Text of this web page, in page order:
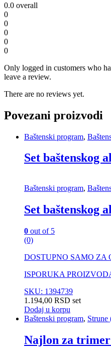
0.0 overall
0
0
0
0
0
Only logged in customers who
leave a review.
There are no reviews yet.
Povezani proizvodi
Baštenski program,
Set baštenskog
Baštenski program,
Set baštenskog
0 out of 5
(0)
DOSTUPNO SAMO ZA
ISPORUKA
SKU: 1394739
1.194,00 RSD set
Dodaj u korpu
Baštenski program, Strune
Najlon za